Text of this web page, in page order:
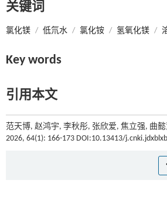
关键词
氯化镁 / 低氘水 / 氯化铵 / 氢氧化镁 /
Key words
引用本文
范天博, 赵鸿宇, 李秋彤, 张欣爱, 焦立强, 曲
2026, 64(1): 166-173 DOI:10.13413/